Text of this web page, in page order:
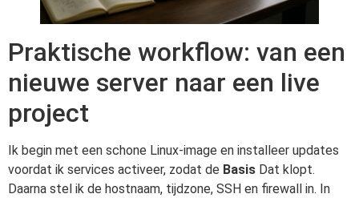
Praktische workflow: van een
nieuwe server naar een live
project
Ik begin met een schone Linux-image en installeer updates
voordat ik services activeer, zodat de Basis Dat klopt.
Daarna stel ik de hostnaam, tijdzone, SSH en firewall in. In